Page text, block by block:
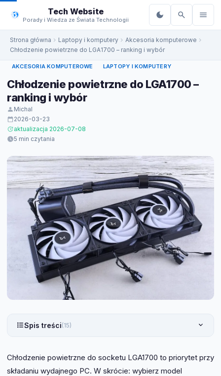
do
treści
Tech Website
Porady i Wiedza ze Świata Technologii
Strona główna Laptopy i komputery
Akcesoria komputerowe
Chłodzenie powietrzne do LGA1700 – ranking i wybór
AKCESORIA KOMPUTEROWE LAPTOPY I KOMPUTERY
Chłodzenie powietrzne do LGA1700 –
ranking i wybór
Michal
2026-03-23
aktualizacja 2026-07-08
5 min czytania
Spis treści(15)
Chłodzenie powietrzne do socketu LGA1700 to priorytet przy
składaniu wydajnego PC. W skrócie: wybierz model